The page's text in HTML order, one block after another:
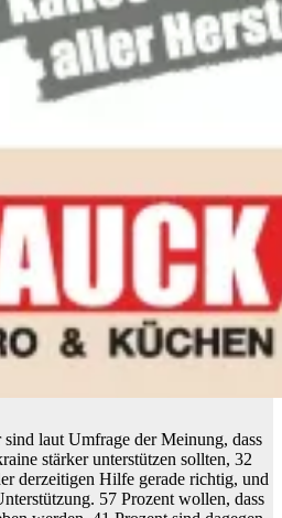
laut Umfrage der Meinung, dass
stärker unterstützen sollten, 32
derzeitigen Hilfe gerade richtig, und
57 Prozent wollen, dass